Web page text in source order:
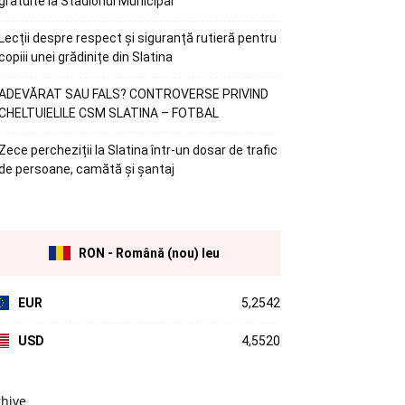
despre respect și siguranță rutieră pentru
unei grădinițe din Slatina
SAU FALS? CONTROVERSE PRIVIND
CSM SLATINA – FOTBAL
percheziții la Slatina într-un dosar de trafic
persoane, camătă și șantaj
RON - Română (nou) leu
EUR 5,2542
USD 4,5520